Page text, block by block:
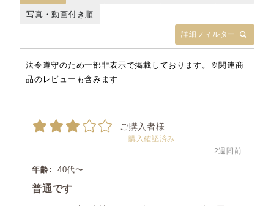
詳細フィルター
写真・動画付き順
法令遵守のため一部非表示で掲載しております。※関連商
品のレビューも含みます
ご購入者様
購入確認済み
2週間前
年齢: 40代〜
普通です